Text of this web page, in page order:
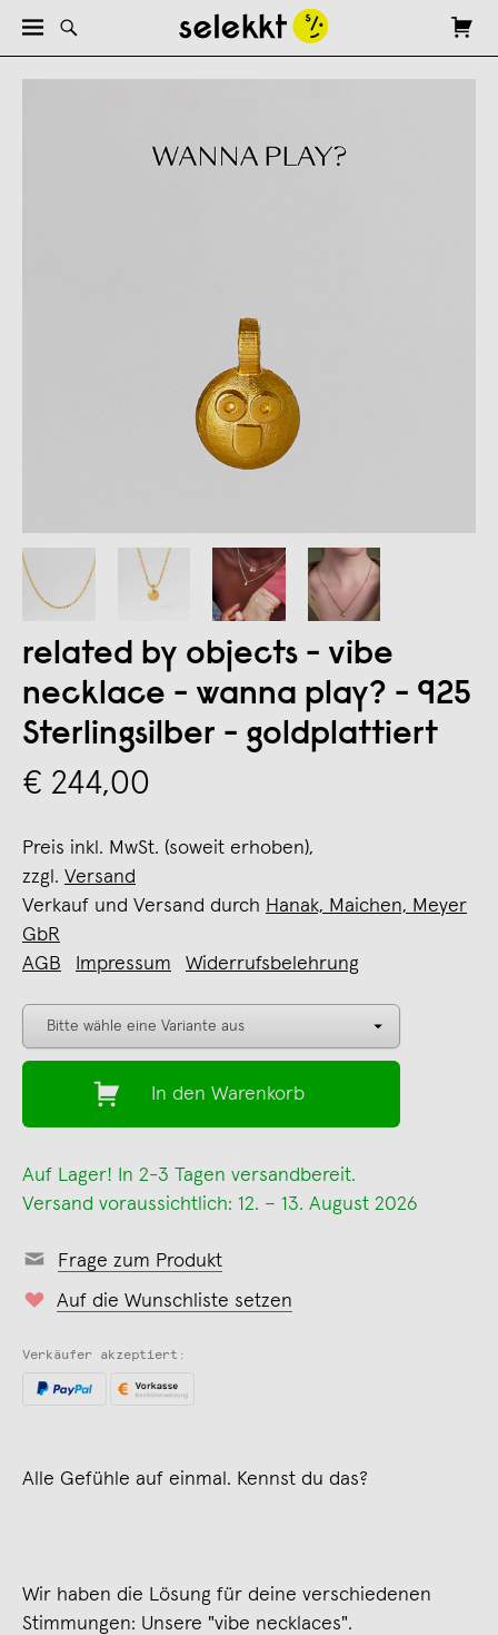
related by objects - vibe
necklace - wanna play? - 925
Sterlingsilber - goldplattiert
€ 244,00
Preis inkl. MwSt. (soweit erhoben),
zzgl. Versand
Verkauf und Versand durch Hanak, Maichen, Meyer
GbR
AGB
Impressum Widerrufsbelehrung
In den Warenkorb
Auf Lager! In 2-3 Tagen versandbereit.
Versand voraussichtlich: 12. – 13. August 2026
Frage zum Produkt
Auf die Wunschliste setzen
Verkäufer akzeptiert:
Alle Gefühle auf einmal. Kennst du das?
Wir haben die Lösung für deine verschiedenen
Stimmungen: Unsere "vibe necklaces".